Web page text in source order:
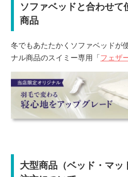
ソファベッドと合わせて
商品
冬でもあたたかくソファベッドが
ナル商品のスイミー専用「フェザ
大型商品（ベッド・マッ